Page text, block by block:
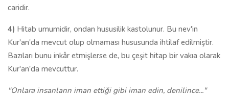
caridir.
4) Hitab umumidir, ondan hususilik kastolunur. Bu nev'in
Kur'an'da mevcut olup olmaması hususunda ihtilaf edilmiştir.
Bazıları bunu inkâr etmişlerse de, bu çeşit hitap bir vakıa olarak
Kur'an'da mevcuttur.
"Onlara insanların iman ettiği gibi iman edin, denilince..."